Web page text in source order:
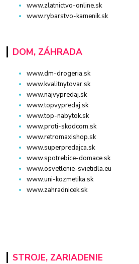
www.zlatnictvo-online.sk
www.rybarstvo-kamenik.sk
DOM, ZÁHRADA
www.dm-drogeria.sk
www.kvalitnytovar.sk
www.najvypredaj.sk
www.topvypredaj.sk
www.top-nabytok.sk
www.proti-skodcom.sk
www.retromaxishop.sk
www.superpredajca.sk
www.spotrebice-domace.sk
www.osvetlenie-svietidla.eu
www.uni-kozmetika.sk
www.zahradnicek.sk
STROJE, ZARIADENIE